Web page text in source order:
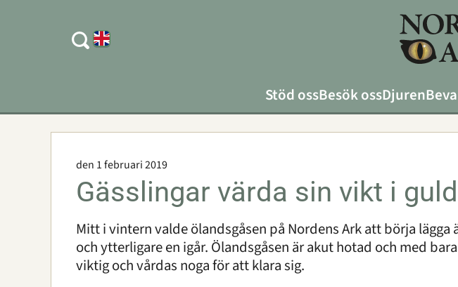
Stöd ossBesök ossDjuren
den 1 februari 2019
Gässlingar värda sin vikt i guld
Mitt i vintern valde ölandsgåsen på Nordens Ark att börja
och ytterligare en igår. Ölandsgåsen är akut hotad och med
viktig och vårdas noga för att klara sig.